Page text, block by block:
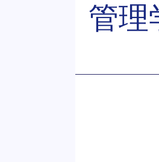
管理